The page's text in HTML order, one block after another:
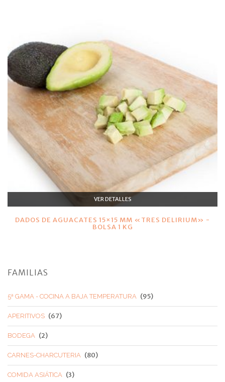
VER DETALLES
DADOS DE AGUACATES 15×15 MM «TRES DELIRIUM» -
BOLSA 1 KG
FAMILIAS
5ª GAMA - COCINA A BAJA TEMPERATURA (95)
APERITIVOS (67)
BODEGA (2)
CARNES-CHARCUTERIA (80)
COMIDA ASIÁTICA (3)